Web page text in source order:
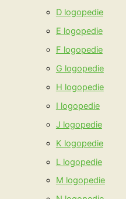
D logopedie
E logopedie
F logopedie
G logopedie
H logopedie
I logopedie
J logopedie
K logopedie
L logopedie
M logopedie